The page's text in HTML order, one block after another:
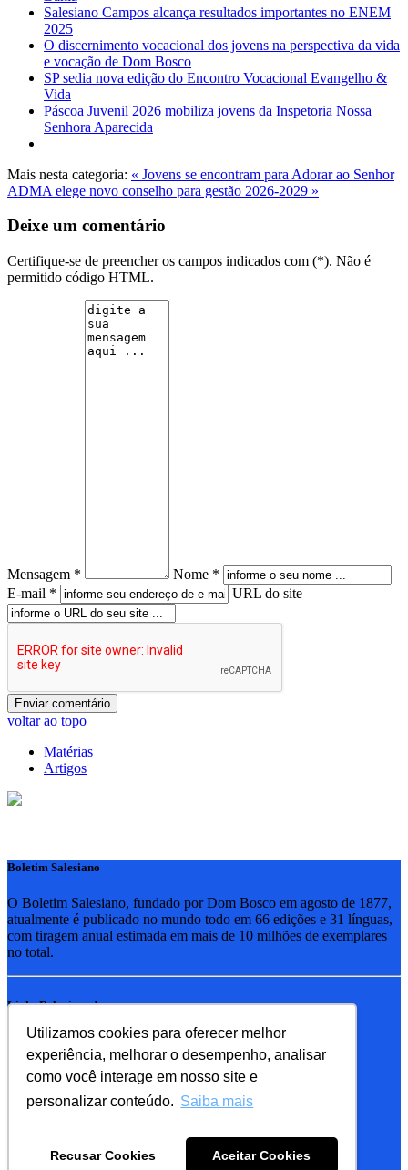
Utilizamos cookies para oferecer melhor
experiência, melhorar o desempenho, analisar
como você interage em nosso site e
personalizar conteúdo. Saiba mais
Recusar Cookies Aceitar Cookies
Salesiano Campos alcança resultados importantes no ENEM
2025
O discernimento vocacional dos jovens na perspectiva da vida
e vocação de Dom Bosco
SP sedia nova edição do Encontro Vocacional Evangelho &
Vida
Páscoa Juvenil 2026 mobiliza jovens da Inspetoria Nossa
Senhora Aparecida
Mais nesta categoria: « Jovens se encontram para Adorar ao Senhor
ADMA elege novo conselho para gestão 2026-2029 »
Deixe um comentário
Certifique-se de preencher os campos indicados com (*). Não é
permitido código HTML.
Mensagem *
Nome *
E-mail *
URL do site
voltar ao topo
Matérias
Artigos
Boletim Salesiano
O Boletim Salesiano, fundado por Dom Bosco em agosto de 1877,
atualmente é publicado no mundo todo em 66 edições e 31 línguas,
com tiragem anual estimada em mais de 10 milhões de exemplares
no total.
Links Relacionados
RSB - Rede Salesiana Brasil
EDEBE - Editora
UPV - União pela Vida
Familia Salesiana
SDB - Salesianos de Dom Bosco
FMA - Filhas de Maria Auxiliadora